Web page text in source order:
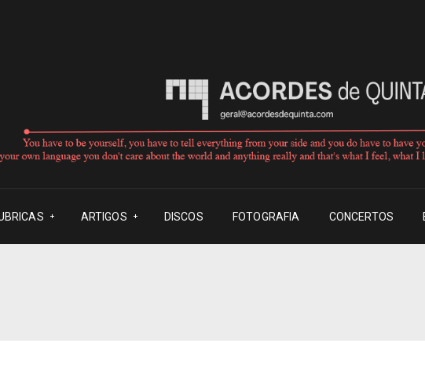
ARTIGOS DISCOS FOTOGRAFIA CONCERTOS